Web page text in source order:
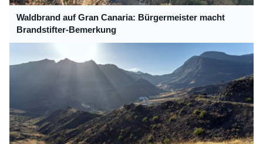
Waldbrand auf Gran Canaria: Bürgermeister macht
Brandstifter-Bemerkung